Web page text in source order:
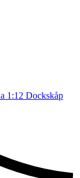
1:12 Dockskåp